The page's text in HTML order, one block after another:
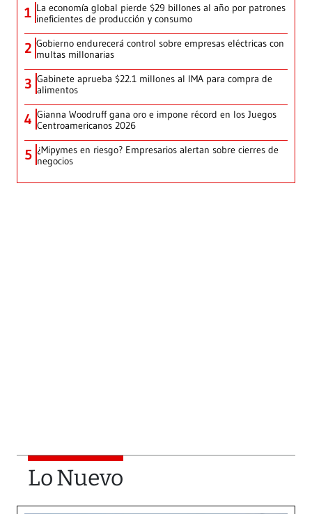
1 La economía global pierde $29 billones al año por patrones
ineficientes de producción y consumo
2 Gobierno endurecerá control sobre empresas eléctricas con
multas millonarias
3 Gabinete aprueba $22.1 millones al IMA para compra de
alimentos
4 Gianna Woodruff gana oro e impone récord en los Juegos
Centroamericanos 2026
5 ¿Mipymes en riesgo? Empresarios alertan sobre cierres de
negocios
Lo Nuevo